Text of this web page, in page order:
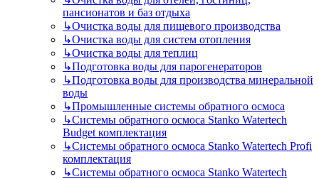
пансионатов и баз отдыха
↳Очистка воды для пищевого производства
↳Очистка воды для систем отопления
↳Очистка воды для теплиц
↳Подготовка воды для парогенераторов
↳Подготовка воды для производства минеральной
воды
↳Промышленные системы обратного осмоса
↳Системы обратного осмоса Stanko Watertech
Budget комплектация
↳Системы обратного осмоса Stanko Watertech Profi
комплектация
↳Системы обратного осмоса Stanko Watertech